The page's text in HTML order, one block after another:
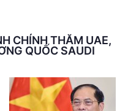
CHÍNH THĂM UAE,
QUỐC SAUDI